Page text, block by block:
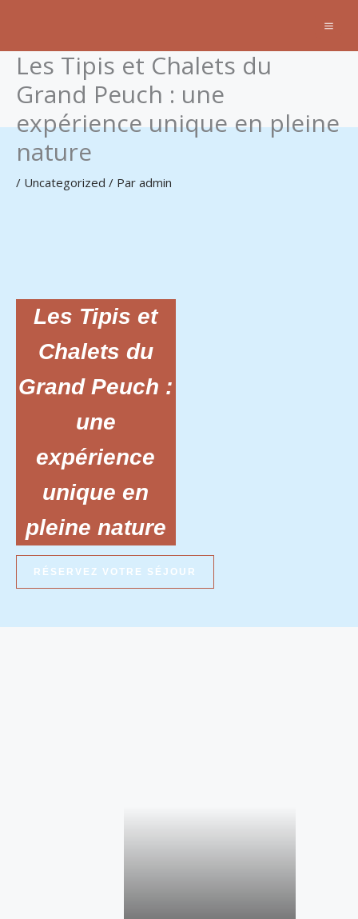
Les Tipis et Chalets du
Grand Peuch : une
expérience unique en pleine
nature
/ Uncategorized / Par admin
Les Tipis et
Chalets du
Grand Peuch :
une
expérience
unique en
pleine nature
RÉSERVEZ VOTRE SÉJOUR